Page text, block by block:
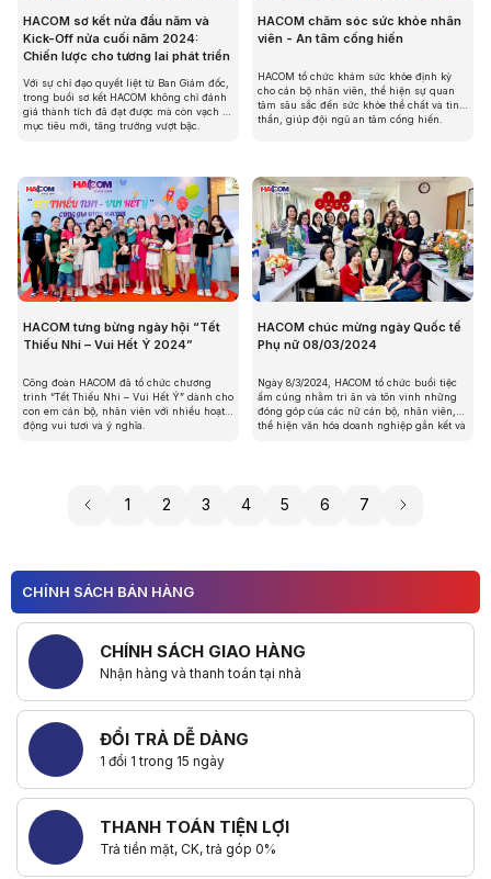
HACOM sơ kết nửa đầu năm và
Kick-Off nửa cuối năm 2024:
Chiến lược cho tương lai phát triển
Với sự chỉ đạo quyết liệt từ Ban Giám đốc,
trong buổi sơ kết HACOM không chỉ đánh
giá thành tích đã đạt được mà còn vạch ra
mục tiêu mới, tăng trưởng vượt bậc.
HACOM chăm sóc sức khỏe nhân
viên - An tâm cống hiến
HACOM tổ chức khám sức khỏe định kỳ
cho cán bộ nhân viên, thể hiện sự quan
tâm sâu sắc đến sức khỏe thể chất và tinh
thần, giúp đội ngũ an tâm cống hiến.
HACOM tưng bừng ngày hội “Tết
Thiếu Nhi – Vui Hết Ý 2024”
Công đoàn HACOM đã tổ chức chương
trình “Tết Thiếu Nhi – Vui Hết Ý” dành cho
con em cán bộ, nhân viên với nhiều hoạt
động vui tươi và ý nghĩa.
HACOM chúc mừng ngày Quốc tế
Phụ nữ 08/03/2024
Ngày 8/3/2024, HACOM tổ chức buổi tiệc
ấm cúng nhằm tri ân và tôn vinh những
đóng góp của các nữ cán bộ, nhân viên,
thể hiện văn hóa doanh nghiệp gắn kết và
1 2 3 4 5 6 7
CHÍNH SÁCH BÁN HÀNG
CHÍNH SÁCH GIAO HÀNG
Nhận hàng và thanh toán tại nhà
ĐỔI TRẢ DỄ DÀNG
1 đổi 1 trong 15 ngày
THANH TOÁN TIỆN LỢI
Trả tiền mặt, CK, trả góp 0%